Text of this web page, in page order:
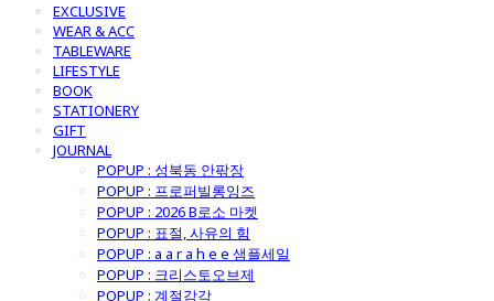
EXCLUSIVE
WEAR & ACC
TABLEWARE
LIFESTYLE
BOOK
STATIONERY
GIFT
JOURNAL
POPUP : 성북동 안팎장
POPUP : 프로퍼빌롱잉즈
POPUP : 2026 B로소 마켓
POPUP : 표절, 사유의 힘
POPUP : a a r a h e e 샘플세일
POPUP : 크리스토오브제
POPUP : 계절감각